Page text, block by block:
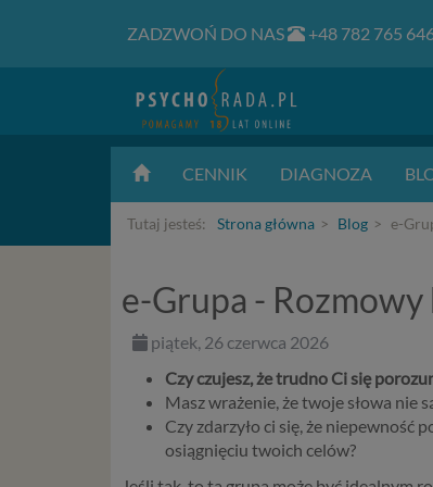
ZADZWOŃ DO NAS +48 782 765
CENNIK DIAGNOZA
Tutaj jesteś: Strona główna Blog e-
e-Grupa - Rozmowy
piątek, 26 czerwca 2026
Czy czujesz, że trudno Ci się
Masz wrażenie, że twoje słowa nie
Czy zdarzyło ci się, że
osiągnięciu twoich celów?